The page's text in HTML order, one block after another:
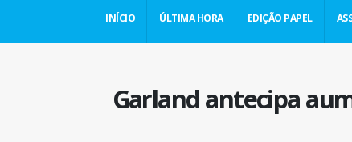
INÍCIO ÚLTIMA HORA EDIÇÃO PAPEL
Garland antecipa